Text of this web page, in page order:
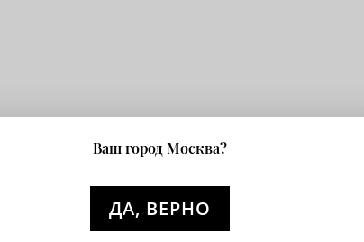
Ваш город Москва?
ДА, ВЕРНО